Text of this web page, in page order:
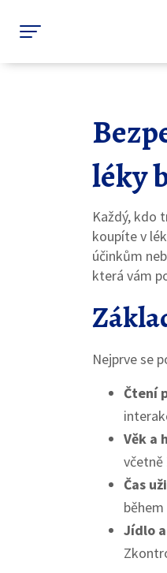
léky
Každý, kdo
koupíte v
účinkům
která vám
Nejprve se
Čtení
Věk a
včetně
Čas
Jídlo